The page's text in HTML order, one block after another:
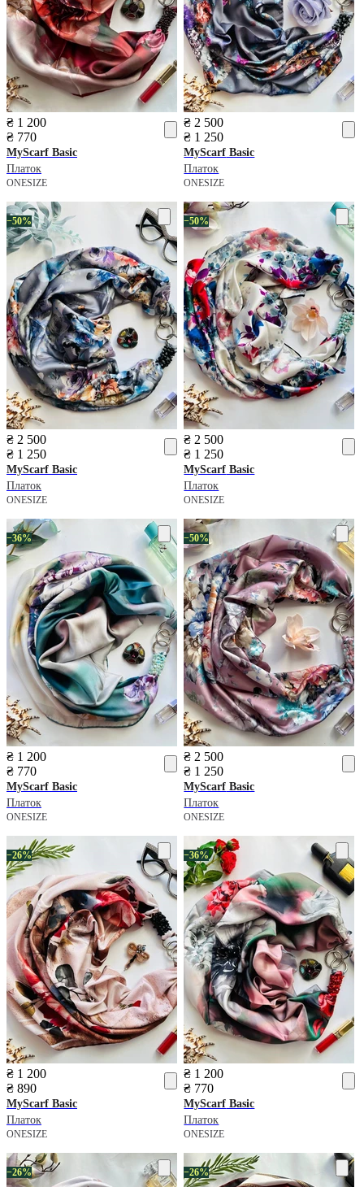
₴ 1 200
₴ 770
MyScarf Basic
Платок
ONESIZE
₴ 2 500
₴ 1 250
MyScarf Basic
Платок
ONESIZE
−50%
₴ 2 500
₴ 1 250
MyScarf Basic
Платок
ONESIZE
−50%
₴ 2 500
₴ 1 250
MyScarf Basic
Платок
ONESIZE
−36%
₴ 1 200
₴ 770
MyScarf Basic
Платок
ONESIZE
−50%
₴ 2 500
₴ 1 250
MyScarf Basic
Платок
ONESIZE
−26%
₴ 1 200
₴ 890
MyScarf Basic
Платок
ONESIZE
−36%
₴ 1 200
₴ 770
MyScarf Basic
Платок
ONESIZE
−26% −26%